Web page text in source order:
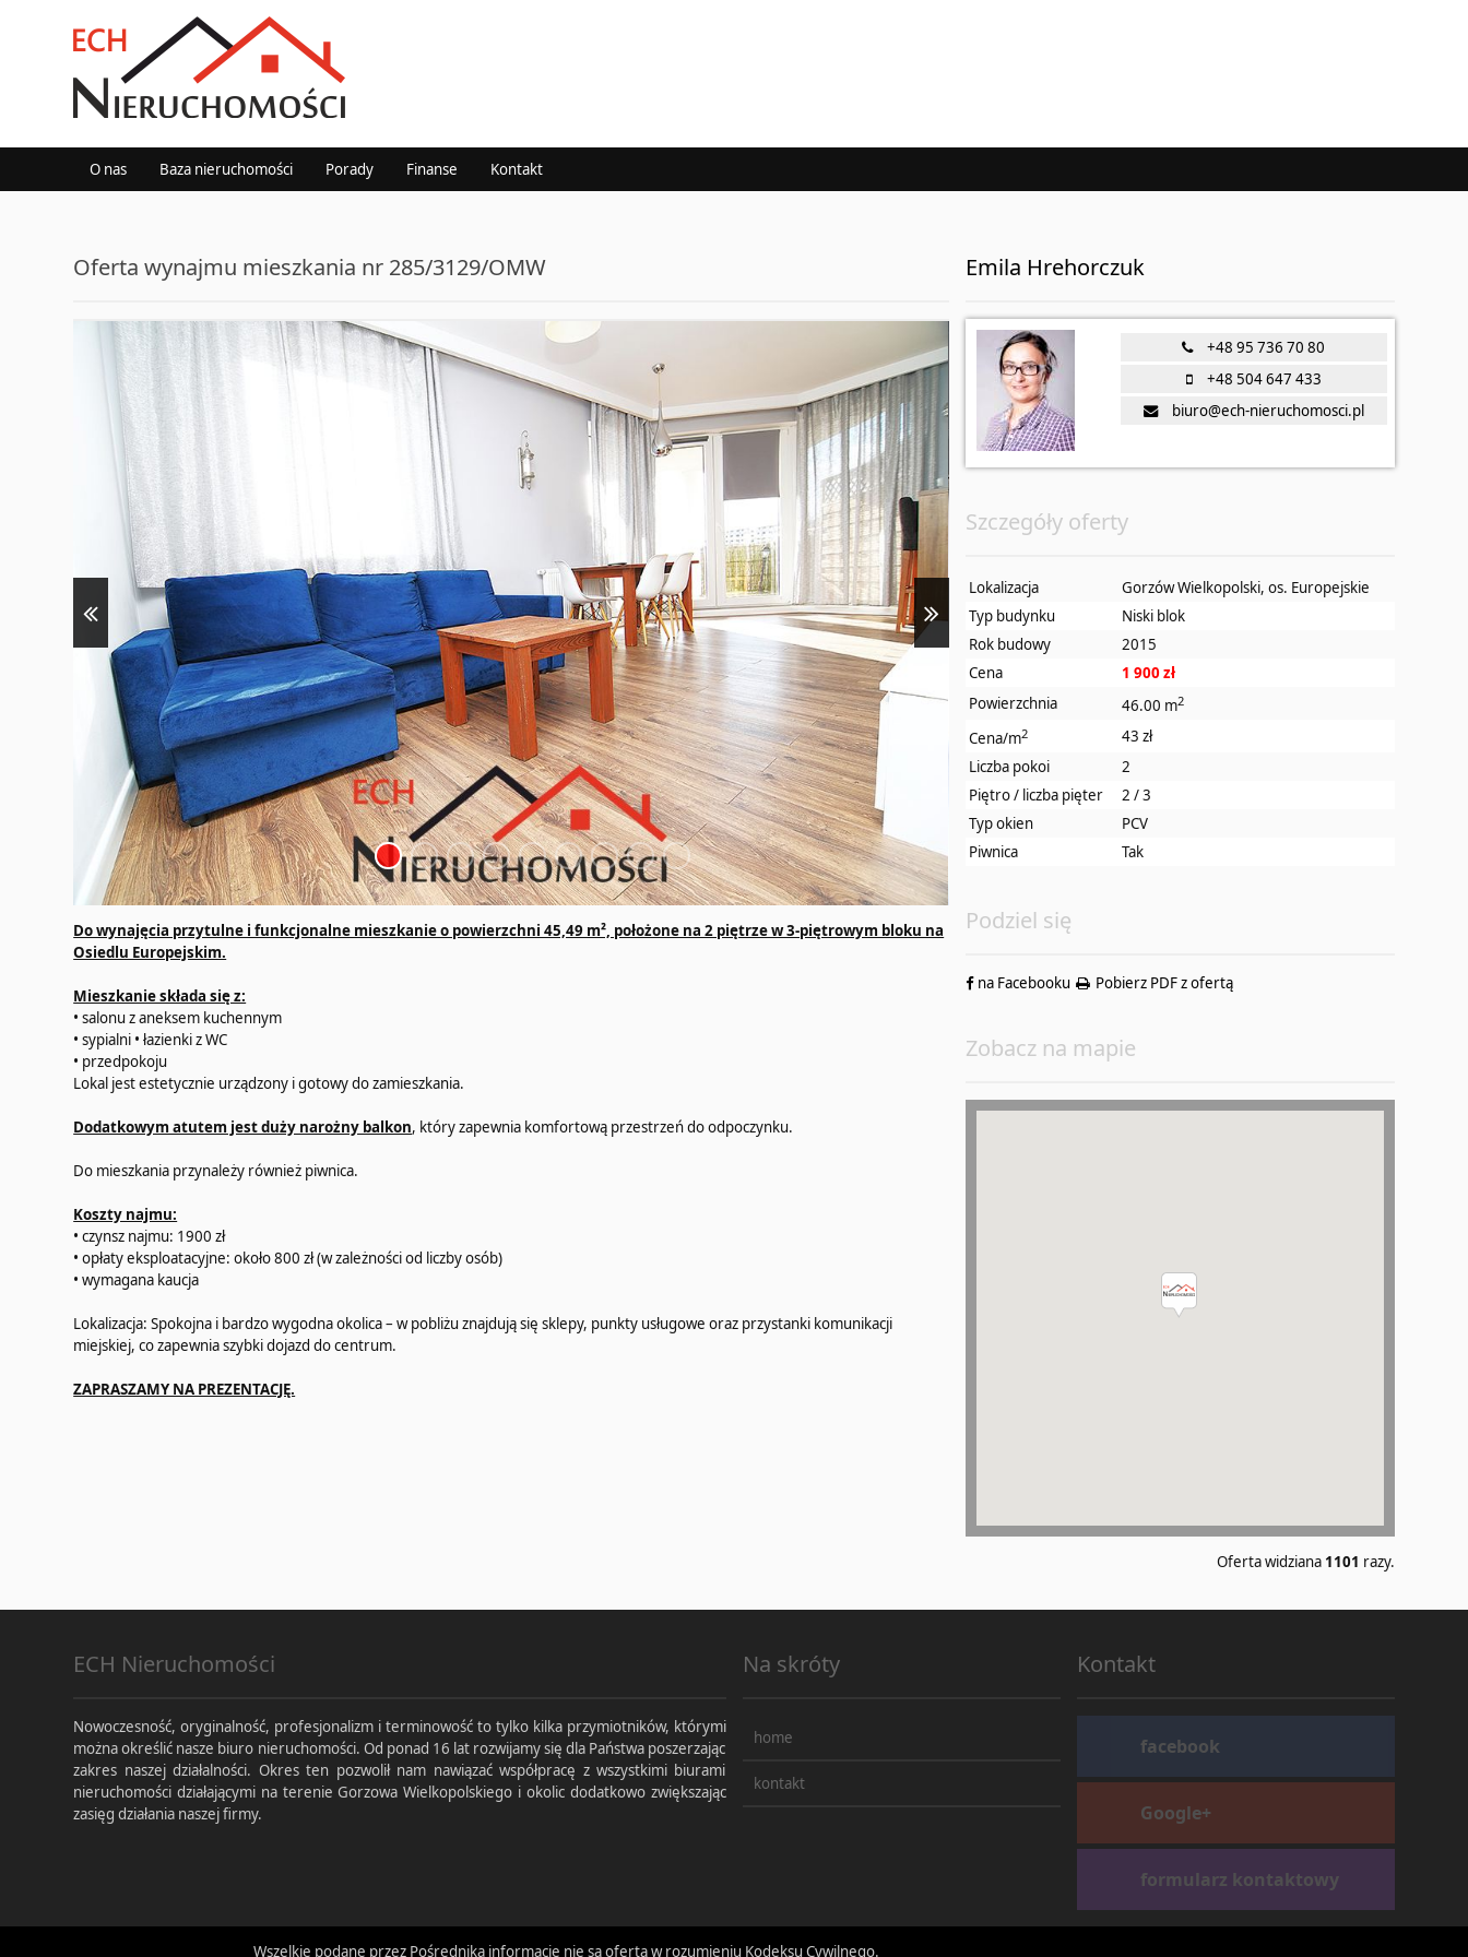
O nas Baza nieruchomości Porady Finanse Kontakt
Oferta wynajmu mieszkania nr 285/3129/OMW
Do wynajęcia przytulne i funkcjonalne mieszkanie o powierzchni 45,49 m², położone na 2 piętrze w 3-piętrowym bloku na
Osiedlu Europejskim.
Mieszkanie składa się z:
• salonu z aneksem kuchennym
• sypialni • łazienki z WC
• przedpokoju
Lokal jest estetycznie urządzony i gotowy do zamieszkania.
Dodatkowym atutem jest duży narożny balkon, który zapewnia komfortową przestrzeń do odpoczynku.
Do mieszkania przynależy również piwnica.
Koszty najmu:
• czynsz najmu: 1900 zł
• opłaty eksploatacyjne: około 800 zł (w zależności od liczby osób)
• wymagana kaucja
Lokalizacja: Spokojna i bardzo wygodna okolica – w pobliżu znajdują się sklepy, punkty usługowe oraz przystanki komunikacji
miejskiej, co zapewnia szybki dojazd do centrum.
ZAPRASZAMY NA PREZENTACJĘ.
Emila Hrehorczuk
+48 95 736 70 80
+48 504 647 433
biuro@ech-nieruchomosci.pl
Szczegóły oferty
Lokalizacja
Gorzów Wielkopolski, os. Europejskie
Typ budynku
Niski blok
Rok budowy
2015
Cena
1 900 zł
Powierzchnia
46.00 m2
Cena/m2
43 zł
Liczba pokoi
2
Piętro / liczba pięter
2 / 3
Typ okien
PCV
Piwnica
Tak
Podziel się
na Facebooku Pobierz PDF z ofertą
Zobacz na mapie
Oferta widziana 1101 razy.
ECH Nieruchomości
Nowoczesność, oryginalność, profesjonalizm i terminowość to tylko kilka przymiotników, którymi
można określić nasze biuro nieruchomości. Od ponad 16 lat rozwijamy się dla Państwa poszerzając
zakres naszej działalności. Okres ten pozwolił nam nawiązać współpracę z wszystkimi biurami
nieruchomości działającymi na terenie Gorzowa Wielkopolskiego i okolic dodatkowo zwiększając
zasięg działania naszej firmy.
Na skróty
home
kontakt
Kontakt
facebook
Google+
formularz kontaktowy
Wszelkie podane przez Pośrednika informacje nie są ofertą w rozumieniu Kodeksu Cywilnego.